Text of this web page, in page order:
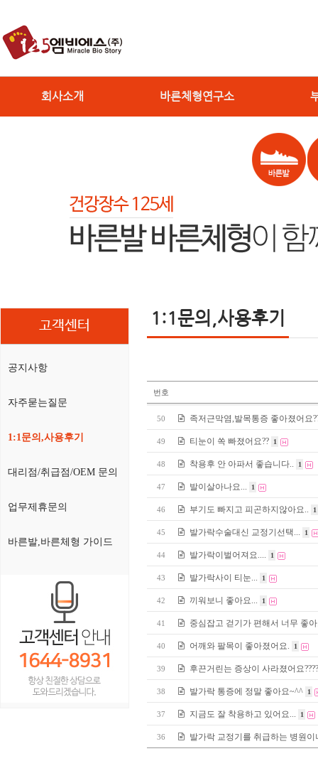
회사소개 바른체형연구소
고객센터
공지사항
자주묻는질문
1:1문의,사용후기
대리점/취급점/OEM 문의
업무제휴문의
바른발,바른체형 가이드
1:1문의,사용후기
번호
50 족저근막염,발목통증 좋아졌어요
49 티눈이 쏙 빠졌어요?? 1
48 착용후 안 아파서 좋습니다.. 1
47 발이살아나요... 1
46 부기도 빠지고 피곤하지않아요.. 1
45 발가락수술대신 교정기선택... 1
44 발가락이벌어져요.... 1
43 발가락사이 티눈... 1
42 끼워보니 좋아요... 1
41 중심잡고 걷기가 편해서 너무 좋
40 어깨와 팔목이 좋아졌어요. 1
39 후끈거린는 증상이 사라졌어요
38 발가락 통증에 정말 좋아요~^^ 1
37 지금도 잘 착용하고 있어요... 1
36 발가락 교정기를 취급하는 병원이